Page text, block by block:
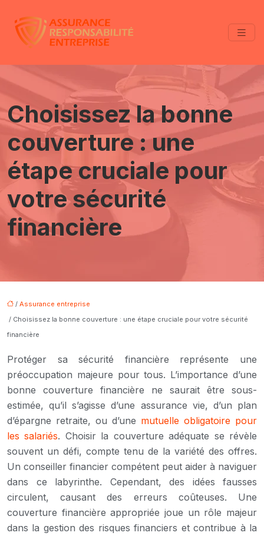
Choisissez la bonne
couverture : une
étape cruciale pour
votre sécurité
financière
/ Assurance entreprise
/ Choisissez la bonne couverture : une étape cruciale pour votre sécurité
financière
Protéger sa sécurité financière représente une
préoccupation majeure pour tous. L’importance d’une
bonne couverture financière ne saurait être sous-
estimée, qu’il s’agisse d’une assurance vie, d’un plan
d’épargne retraite, ou d’une mutuelle obligatoire pour
les salariés. Choisir la couverture adéquate se révèle
souvent un défi, compte tenu de la variété des offres.
Un conseiller financier compétent peut aider à naviguer
dans ce labyrinthe. Cependant, des idées fausses
circulent, causant des erreurs coûteuses. Une
couverture financière appropriée joue un rôle majeur
dans la gestion des risques financiers et contribue à la